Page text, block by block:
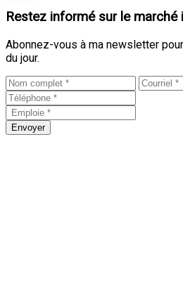
Restez informé sur le marché
Abonnez-vous à ma newsletter
du jour.
Envoyer